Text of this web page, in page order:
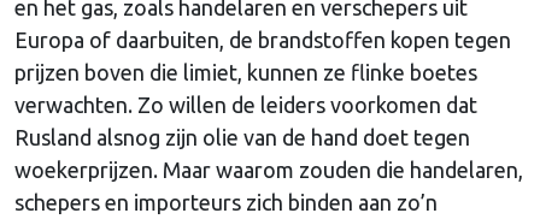
en het gas, zoals handelaren en verschepers uit
Europa of daarbuiten, de brandstoffen kopen tegen
prijzen boven die limiet, kunnen ze flinke boetes
verwachten. Zo willen de leiders voorkomen dat
Rusland alsnog zijn olie van de hand doet tegen
woekerprijzen. Maar waarom zouden die handelaren,
schepers en importeurs zich binden aan zo’n